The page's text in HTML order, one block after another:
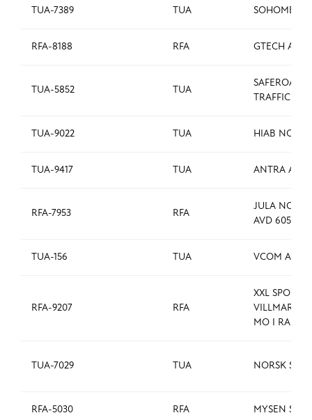
TUA-7389 TUA SOHOME AS
RFA-8188 RFA GTECH AS
TUA-5852 TUA
SAFEROAD
TRAFFIC AS
TUA-9022 TUA HIAB
TUA-9417 TUA ANTRA AS
RFA-7953 RFA
JULA
AVD 605
TUA-156 TUA VCOM AS
RFA-9207 RFA
XXL SPORT
VILLMARK
MO I RANA
TUA-7029 TUA NORSK
RFA-5030 RFA MYSEN